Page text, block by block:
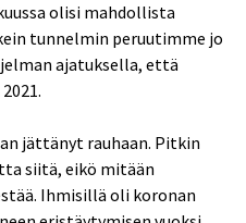
olisi mahdollista
tunnelmin peruutimme jo
ajatuksella, että
jättänyt rauhaan. Pitkin
siitä, eikö mitään
Ihmisillä oli koronan